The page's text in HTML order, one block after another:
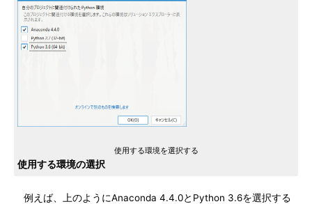
使用する環境を選択する
使用する環境の選択
例えば、上のようにAnaconda 4.4.0とPython 3.6を選択する